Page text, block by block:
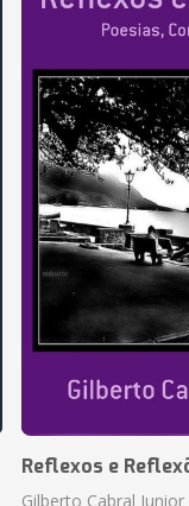
Reflexos e
Gilberto Cabral Junior